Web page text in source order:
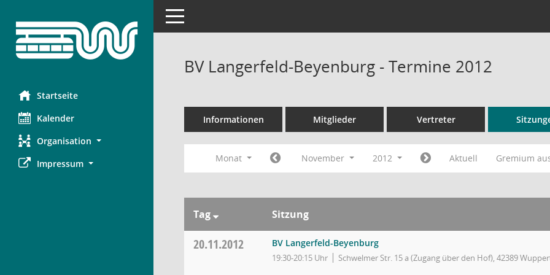
Startseite
Kalender
Organisation
Impressum
Toggle navigation
BV Langerfeld-Beyenburg - Termine 2012
Informationen Mitglieder Vertreter
Monat November 2012 Aktuell Gremium
Tag Sitzung
20.11.2012 BV Langerfeld-Beyenburg
19:30-20:15 Uhr Schwelmer Str. 15 a (Zugang über den Hof), 42389